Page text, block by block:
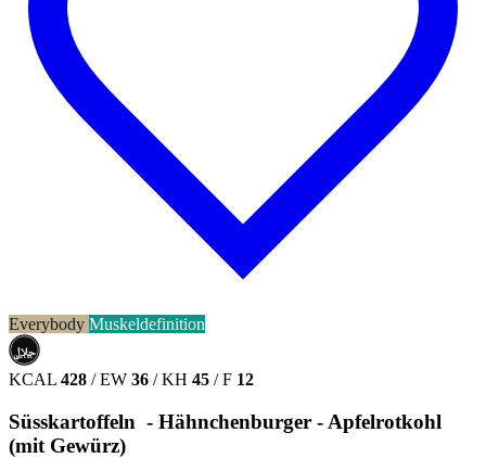
Everybody Muskeldefinition
حلال
HALAL
KCAL 428 / EW 36 / KH 45 / F 12
Süsskartoffeln - Hähnchenburger - Apfelrotkohl
(mit Gewürz)